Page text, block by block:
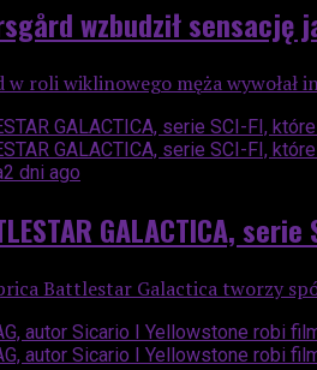
wzbudził sensację
w roli wiklinowego męża
2 dni ago
GALACTICA,
Battlestar Galactica tworzy